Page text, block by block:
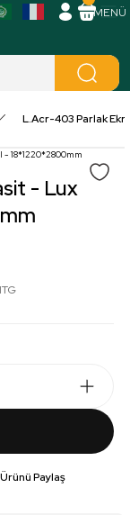
L.Acr-403 Parlak
- Lux
Ürünü Paylaş